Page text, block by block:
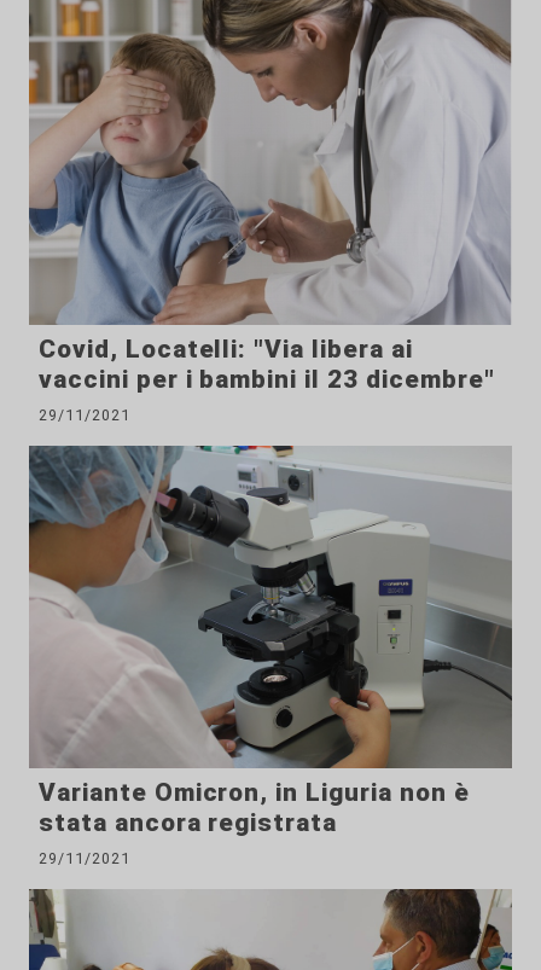
Covid, Locatelli: "Via libera ai
vaccini per i bambini il 23 dicembre"
29/11/2021
Variante Omicron, in Liguria non è
stata ancora registrata
29/11/2021